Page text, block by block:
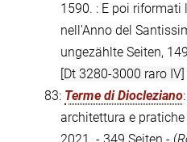
1590. : E poi
nell'Anno del
ungezählte Seiten,
[Dt 3280-3000 raro IV]
83: Terme di Diocleziano
architettura e